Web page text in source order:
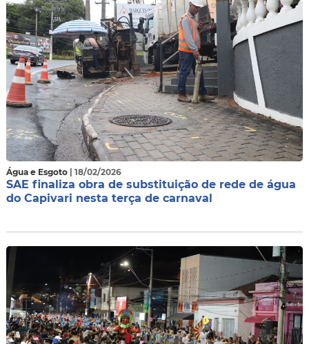
Água e Esgoto | 18/02/2026
SAE finaliza obra de substituição de rede de água
do Capivari nesta terça de carnaval